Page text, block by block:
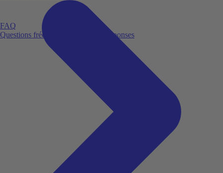
FAQ
Questions fréquemment posées et réponses